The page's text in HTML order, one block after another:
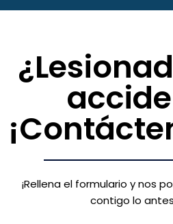
¡Rellena el formulario y nos
contigo lo